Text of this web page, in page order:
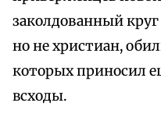
заколдованный
но не христиан,
которых приносил
всходы.